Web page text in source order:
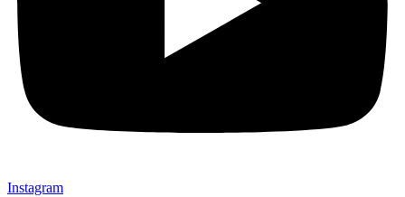
Instagram